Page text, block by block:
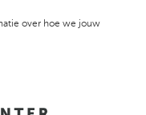
over hoe we jouw